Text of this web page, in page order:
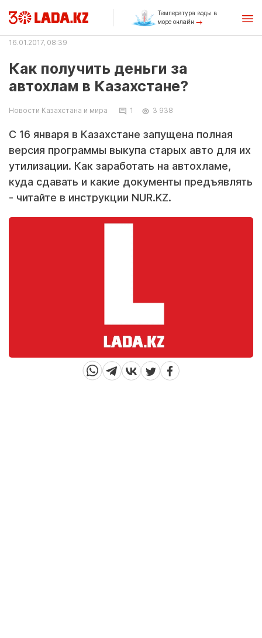
Температура воды в
море онлайн
16.01.2017, 08:39
Как получить деньги за
автохлам в Казахстане?
Новости Казахстана и мира 1 3 938
С 16 января в Казахстане запущена полная
версия программы выкупа старых авто для их
утилизации. Как заработать на автохламе,
куда сдавать и какие документы предъявлять
- читайте в инструкции NUR.KZ.